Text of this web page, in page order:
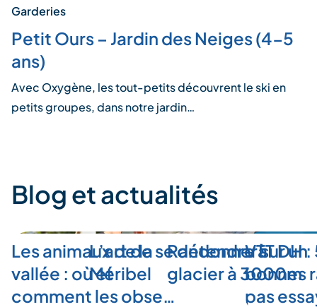
Garderies
Petit Ours – Jardin des Neiges (4-5
ans)
Avec Oxygène, les tout-petits découvrent le ski en
petits groupes, dans notre jardin…
Blog et actualités
Les animaux de la
vallée : où et
comment les obse…
L’art de se détendre à
Méribel
Randonner sur un
glacier à 3000m
VTT DH
bonnes
pas